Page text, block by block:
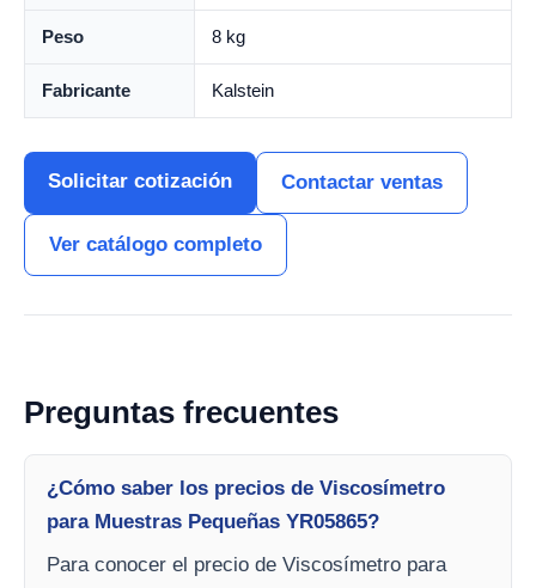
Peso 8 kg
Fabricante Kalstein
Solicitar cotización Contactar ventas
Ver catálogo completo
Preguntas frecuentes
¿Cómo saber los precios de Viscosímetro
para Muestras Pequeñas YR05865?
Para conocer el precio de Viscosímetro para